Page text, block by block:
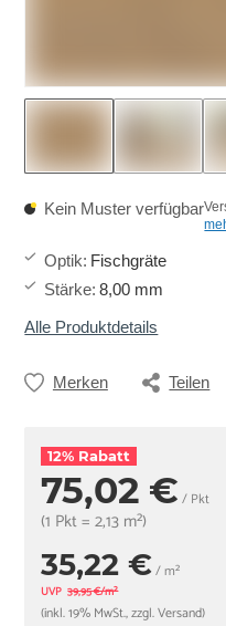
Kein Muster verfügbar
Optik: Fischgräte
Stärke: 8,00 mm
Alle Produktdetails
Merken Teilen
12% Rabatt
75,02 € / Pkt
(1 Pkt = 2,13 m²)
35,22 €/ m²
UVP 39,95 €/m²
(inkl. 19% MwSt., zzgl. Versand)